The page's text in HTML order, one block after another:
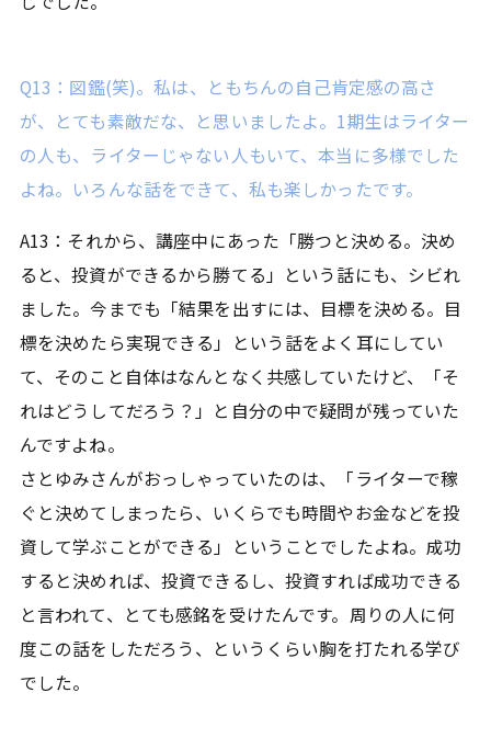
Q13：図鑑(笑)。私は、ともちんの自己肯定感の高さ
が、とても素敵だな、と思いましたよ。1期生はライター
の人も、ライターじゃない人もいて、本当に多様でした
よね。いろんな話をできて、私も楽しかったです。
A13：それから、講座中にあった「勝つと決める。決め
ると、投資ができるから勝てる」という話にも、シビれ
ました。今までも「結果を出すには、目標を決める。目
標を決めたら実現できる」という話をよく耳にしてい
て、そのこと自体はなんとなく共感していたけど、「そ
れはどうしてだろう？」と自分の中で疑問が残っていた
んですよね。
さとゆみさんがおっしゃっていたのは、「ライターで稼
ぐと決めてしまったら、いくらでも時間やお金などを投
資して学ぶことができる」ということでしたよね。成功
すると決めれば、投資できるし、投資すれば成功できる
と言われて、とても感銘を受けたんです。周りの人に何
度この話をしただろう、というくらい胸を打たれる学び
でした。